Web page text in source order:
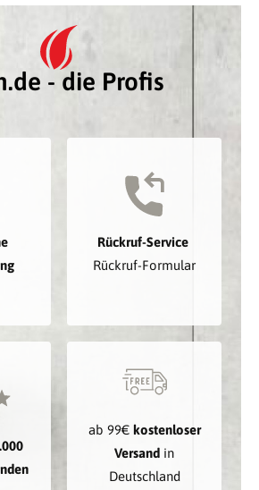
- die Profis
Rückruf-Service
Rückruf-Formular
ab 99€ kostenloser
Versand in
Deutschland